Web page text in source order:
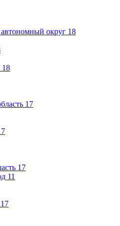
округ 18
18
17
17
11
17